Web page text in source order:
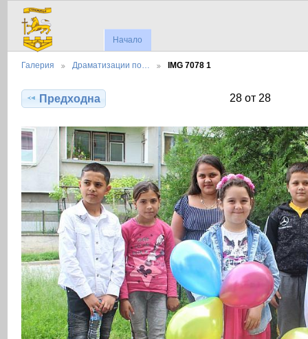
Начало
Галерия Драматизации по… IMG 7078 1
Предходна 28 от 28